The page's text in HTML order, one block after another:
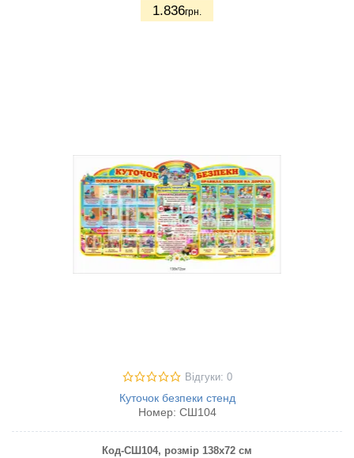
1.836грн.
Відгуки: 0
Куточок безпеки стенд
Номер: СШ104
Код-СШ104, розмір 138х72 см